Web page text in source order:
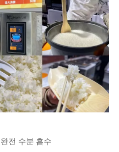
전 수분 흡수